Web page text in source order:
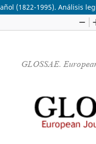
(1822-1995). Análisis